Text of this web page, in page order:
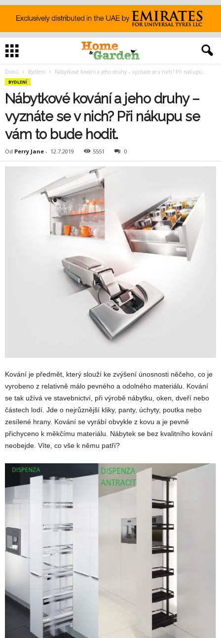
Domů Bydlení Nábytkové kování a jeho druhy – vyznáte se v nich? Při nákupu...
BYDLENÍ
Nábytkové kování a jeho druhy –
vyznáte se v nich? Při nákupu se
vám to bude hodit.
Od Perry Jane - 12.7.2019 5551 0
Kování je předmět, který slouží ke zvýšení únosnosti něčeho, co je
vyrobeno z relativně málo pevného a odolného materiálu. Kování
se tak užívá ve stavebnictví, při výrobě nábytku, oken, dveří nebo
částech lodí. Jde o nejrůznější kliky, panty, úchyty, poutka nebo
zesílené hrany. Kování se vyrábí obvykle z kovu a je pevně
přichyceno k měkčímu materiálu. Nábytek se bez kvalitního kování
neobejde. Víte, co vše k němu patří?